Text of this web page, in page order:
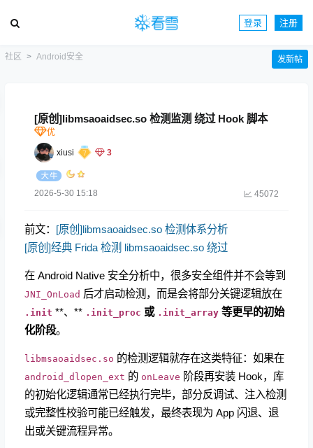
登录 注册
社区 Android安全 发新帖
[原创]libmsaoaidsec.so 检测监测 绕过 Hook 脚本
xiusi 3
2026-5-30 15:18 45072
前文： [原创]libmsaoaidsec.so 检测体系分析
[原创]经典 Frida 检测 libmsaoaidsec.so 绕过
在 Android Native 安全分析中，很多安全组件并不会等到
JNI_OnLoad ​ 后才启动检测，而是会将部分关键逻辑放在
.init ​ **、**​ .init_proc 或 .init_array 等更早的初始
化阶段。
libmsaoaidsec.so ​ 的检测逻辑就存在这类特征：如果在
android_dlopen_ext ​ 的 onLeave 阶段再安装 Hook，库
的初始化逻辑通常已经执行完毕，部分反调试、注入检测
或完整性校验可能已经触发，最终表现为 App 闪退、退
出或关键流程异常。